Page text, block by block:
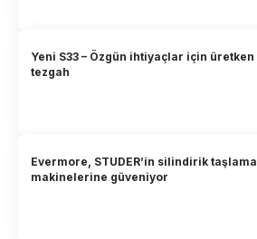
Yeni S33 – Özgün ihtiyaçlar için üretken
tezgah
Evermore, STUDER’in silindirik taşlama
makinelerine güveniyor